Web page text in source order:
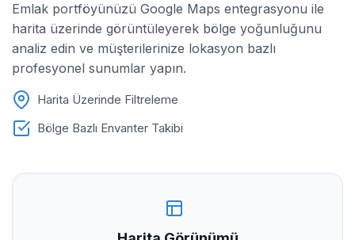
Emlak portföyünüzü Google Maps entegrasyonu ile
harita üzerinde görüntüleyerek bölge yoğunluğunu
analiz edin ve müşterilerinize lokasyon bazlı
profesyonel sunumlar yapın.
Harita Üzerinde Filtreleme
Bölge Bazlı Envanter Takibi